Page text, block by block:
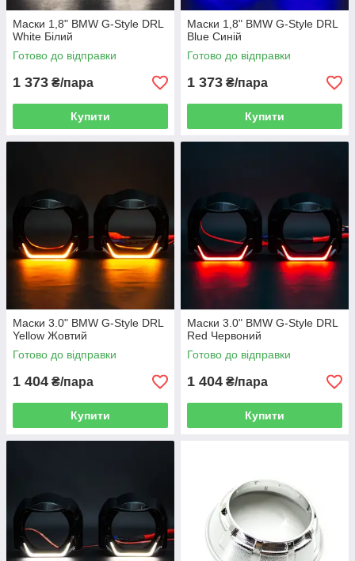
Маски 1,8" BMW G-Style DRL
White Білий
Готово до відправки
1 373 ₴/пара
Купити
Маски 1,8" BMW G-Style DRL
Blue Синій
Готово до відправки
1 373 ₴/пара
Купити
Маски 3.0" BMW G-Style DRL
Yellow Жовтий
Готово до відправки
1 404 ₴/пара
Купити
Маски 3.0" BMW G-Style DRL
Red Червоний
Готово до відправки
1 404 ₴/пара
Купити